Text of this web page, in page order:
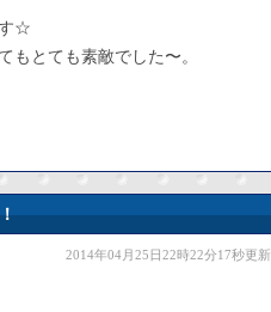
☆
もとても素敵でした〜。
2014年04月25日22時22分17秒更新